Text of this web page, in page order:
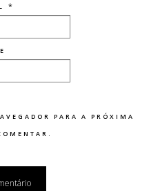
*
PARA A PRÓXIMA